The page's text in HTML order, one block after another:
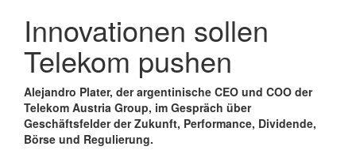
Innovationen sollen
Telekom pushen
Alejandro Plater, der argentinische CEO und COO der
Telekom Austria Group, im Gespräch über
Geschäftsfelder der Zukunft, Performance, Dividende,
Börse und Regulierung.